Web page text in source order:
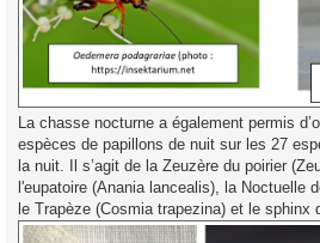
La chasse nocturne a également permis
espèces de papillons de nuit sur les 27
la nuit. Il s’agit de la Zeuzère du poirier
l'eupatoire (Anania lancealis), la Noctuelle
le Trapèze (Cosmia trapezina) et le sphinx